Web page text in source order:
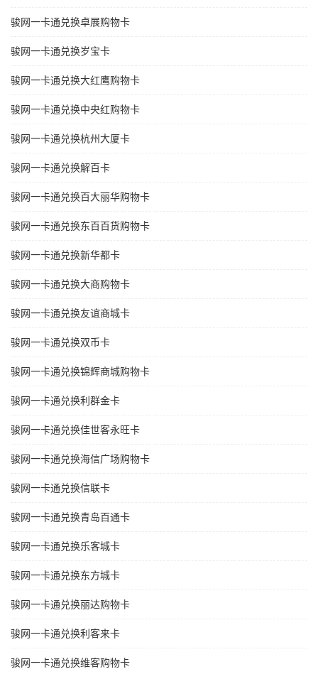
骏网一卡通兑换卓展购物卡
骏网一卡通兑换岁宝卡
骏网一卡通兑换大红鹰购物卡
骏网一卡通兑换中央红购物卡
骏网一卡通兑换杭州大厦卡
骏网一卡通兑换解百卡
骏网一卡通兑换百大丽华购物卡
骏网一卡通兑换东百百货购物卡
骏网一卡通兑换新华都卡
骏网一卡通兑换大商购物卡
骏网一卡通兑换友谊商城卡
骏网一卡通兑换双币卡
骏网一卡通兑换锦辉商城购物卡
骏网一卡通兑换利群金卡
骏网一卡通兑换佳世客永旺卡
骏网一卡通兑换海信广场购物卡
骏网一卡通兑换信联卡
骏网一卡通兑换青岛百通卡
骏网一卡通兑换乐客城卡
骏网一卡通兑换东方城卡
骏网一卡通兑换丽达购物卡
骏网一卡通兑换利客来卡
骏网一卡通兑换维客购物卡